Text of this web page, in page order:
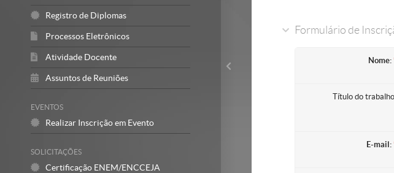
Registro de Diplomas
Processos Eletrônicos
Atividade Docente
Assuntos de Reuniões
EVENTOS
Realizar Inscrição em Evento
SOLICITAÇÕES
Certificação ENEM/ENCCEJA
Formulário de
Nome:
Título do
E-mail: